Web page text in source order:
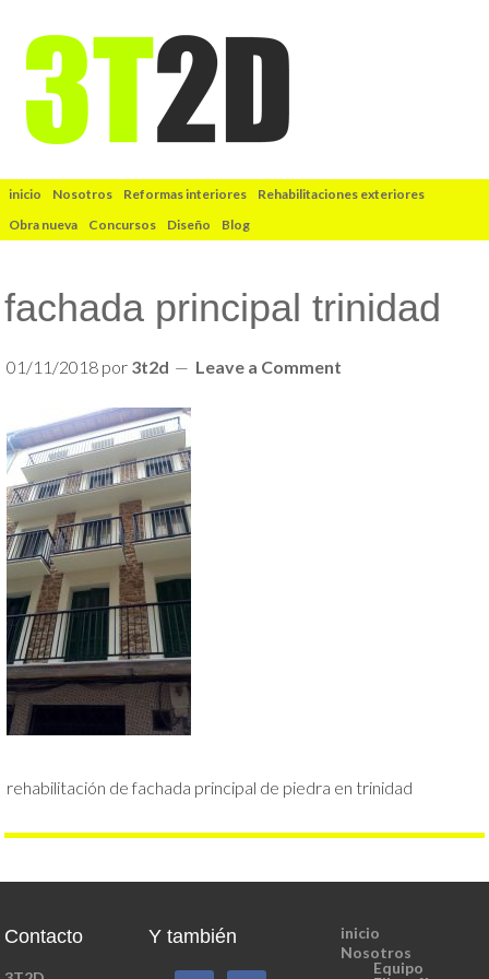
inicio Nosotros Reformas interiores
Rehabilitaciones exteriores
Obra nueva
Concursos Diseño Blog
fachada principal trinidad
01/11/2018 por 3t2d Leave a Comment
rehabilitación de fachada principal de piedra en trinidad
Contacto Y también
inicio
Nosotros
Equipo